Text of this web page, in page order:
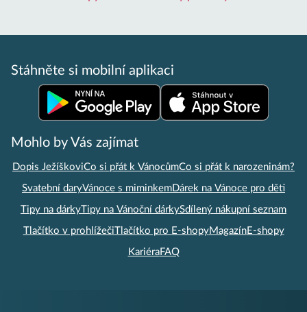
Stáhněte si mobilní aplikaci
Mohlo by Vás zajímat
Dopis JežíškoviCo si přát k VánocůmCo si přát k narozeninám?
Svatební daryVánoce s miminkemDárek na Vánoce pro děti
Tipy na dárkyTipy na Vánoční dárkySdílený nákupní seznam
Tlačítko v prohlížečiTlačítko pro E-shopyMagazínE-shopy
KariéraFAQ